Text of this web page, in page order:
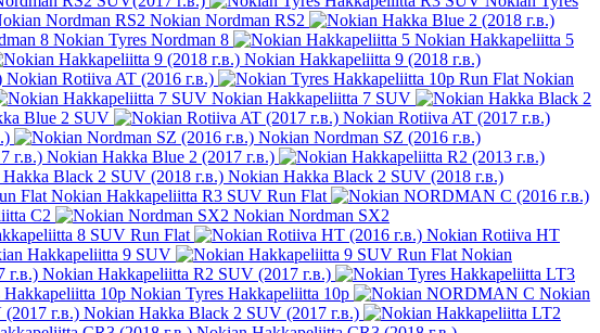
Nokian Nordman RS2
Nokian Tyres Nordman 8
Nokian Hakkapeliitta 5
Nokian Hakkapeliitta 9 (2018 г.в.)
Nokian Rotiiva AT (2016 г.в.)
Nokian
Nokian Hakkapeliitta 7 SUV
Blue 2 SUV
Nokian Rotiiva AT (2017 г.в.)
Nokian Nordman SZ (2016 г.в.)
Nokian Hakka Blue 2 (2017 г.в.)
Nokian Hakka Black 2 SUV (2018 г.в.)
Nokian Hakkapeliitta R3 SUV Run Flat
C2
Nokian Nordman SX2
8 SUV Run Flat
Nokian Rotiiva HT
Hakkapeliitta 9 SUV
Nokian
Nokian Hakkapeliitta R2 SUV (2017 г.в.)
Nokian Tyres Hakkapeliitta 10p
Nokian
Nokian Hakka Black 2 SUV (2017 г.в.)